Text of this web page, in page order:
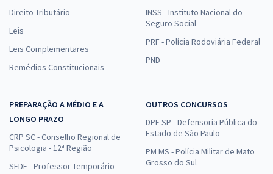
Direito Tributário
Leis
Leis Complementares
Remédios Constitucionais
INSS - Instituto Nacional do
Seguro Social
PRF - Polícia Rodoviária Federal
PND
PREPARAÇÃO A MÉDIO E A
LONGO PRAZO
CRP SC - Conselho Regional de
Psicologia - 12ª Região
SEDF - Professor Temporário
OUTROS CONCURSOS
DPE SP - Defensoria Pública do
Estado de São Paulo
PM MS - Polícia Militar de Mato
Grosso do Sul